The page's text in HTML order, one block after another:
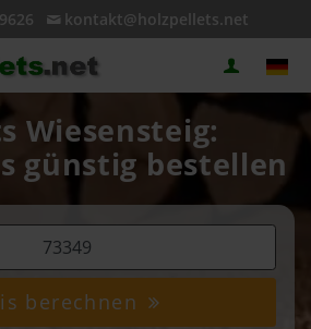
kontakt@holzpellets.net
Wiesensteig:
günstig bestellen
berechnen